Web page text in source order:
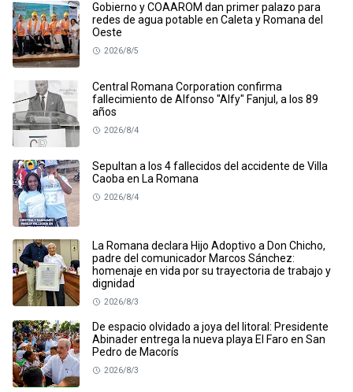
Gobierno y COAAROM dan primer palazo para
redes de agua potable en Caleta y Romana del
Oeste
2026/8/5
Central Romana Corporation confirma
fallecimiento de Alfonso "Alfy" Fanjul, a los 89
años
2026/8/4
Sepultan a los 4 fallecidos del accidente de Villa
Caoba en La Romana
2026/8/4
La Romana declara Hijo Adoptivo a Don Chicho,
padre del comunicador Marcos Sánchez:
homenaje en vida por su trayectoria de trabajo y
dignidad
2026/8/3
De espacio olvidado a joya del litoral: Presidente
Abinader entrega la nueva playa El Faro en San
Pedro de Macorís
2026/8/3